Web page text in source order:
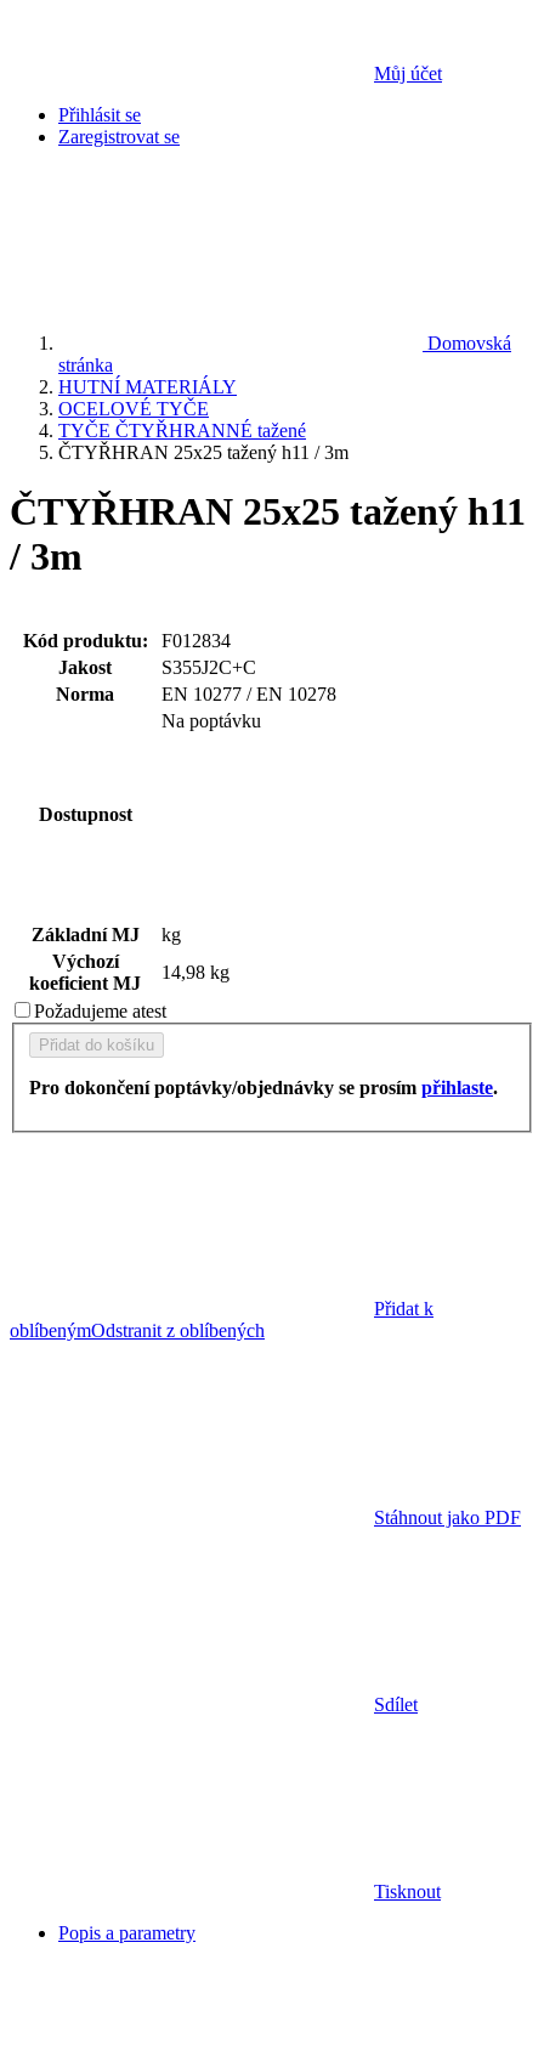
Můj účet
Přihlásit se
Zaregistrovat se
Domovská
stránka
HUTNÍ MATERIÁLY
OCELOVÉ TYČE
TYČE ČTYŘHRANNÉ tažené
ČTYŘHRAN 25x25 tažený h11 / 3m
ČTYŘHRAN 25x25 tažený h11
/ 3m
Kód produktu:
F012834
Jakost
S355J2C+C
Norma
EN 10277 / EN 10278
Dostupnost
Na poptávku
Základní MJ
kg
Výchozí
koeficient MJ
14,98 kg
Požadujeme atest
Přidat do košíku
Pro dokončení poptávky/objednávky se prosím přihlaste.
Přidat k
oblíbenýmOdstranit z oblíbených
Stáhnout jako PDF
Sdílet
Tisknout
Popis a parametry